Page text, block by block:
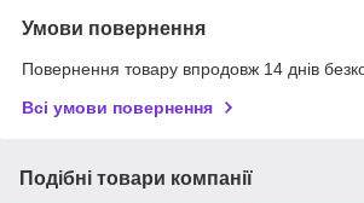
Умови повернення
Повернення товару впродовж 14 днів
Всі умови повернення
Подібні товари компанії